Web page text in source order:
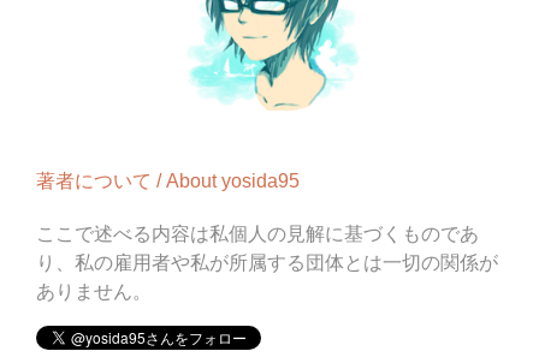
著者について / About yosida95
ここで述べる内容は私個人の見解に基づくものであ
り、私の雇用者や私が所属する団体とは一切の関係が
ありません。